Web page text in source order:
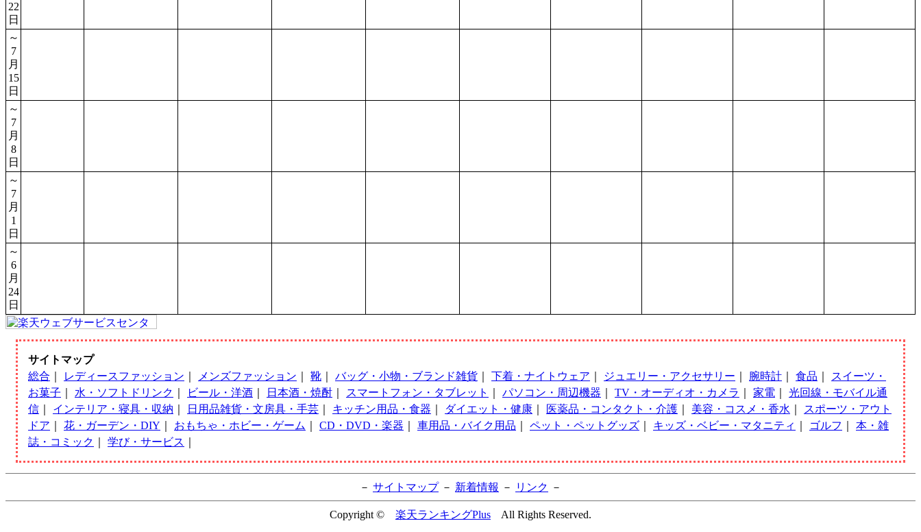
22
日
～
7
月
15
日
～
7
月
8
日
～
7
月
1
日
～
6
月
24
日
サイトマップ
総合
レディースファッション メンズファッション 靴 バッグ・小物・ブランド雑貨 下着・ナイトウェア ジュエリー・アクセサリー 腕時計 食品
スイーツ・
お菓子
水・ソフトドリンク ビール・洋酒 日本酒・焼酎 スマートフォン・タブレット パソコン・周辺機器 TV・オーディオ・カメラ 家電
光回線・モバイル通
信
インテリア・寝具・収納 日用品雑貨・文房具・手芸 キッチン用品・食器 ダイエット・健康 医薬品・コンタクト・介護 美容・コスメ・香水
スポーツ・アウト
ドア
花・ガーデン・DIY おもちゃ・ホビー・ゲーム CD・DVD・楽器 車用品・バイク用品 ペット・ペットグッズ キッズ・ベビー・マタニティ ゴルフ
本・雑
誌・コミック
学び・サービス
－ サイトマップ－ 新着情報 － リンク －
Copyright © 楽天ランキングPlus All Rights Reserved.